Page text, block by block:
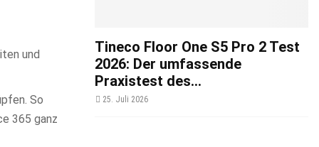
und
So
365 ganz
Tineco Floor One S5 Pro 2 Test
2026: Der umfassende
Praxistest des...
25. Juli 2026